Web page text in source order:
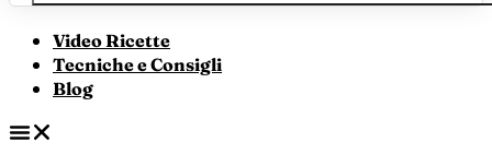
Video Ricette
Tecniche e Consigli
Blog